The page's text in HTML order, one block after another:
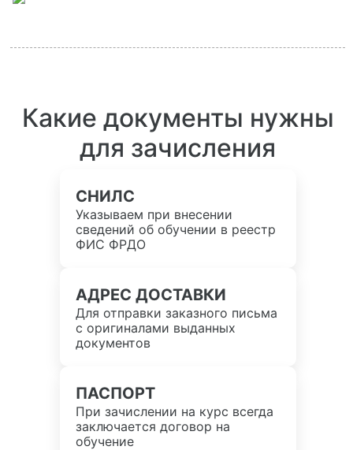
Какие документы нужны
для зачисления
СНИЛС
Указываем при внесении
сведений об обучении в реестр
ФИС ФРДО
АДРЕС ДОСТАВКИ
Для отправки заказного письма
с оригиналами выданных
документов
ПАСПОРТ
При зачислении на курс всегда
заключается договор на
обучение